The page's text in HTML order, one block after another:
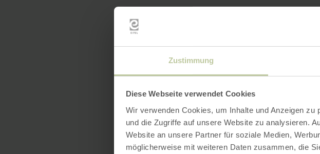
Zustimmung
Diese Webseite verwendet Cookies
Wir verwenden Cookies, um Inhalte und Anzeigen
und die Zugriffe auf unsere Website zu analysieren.
Website an unsere Partner für soziale Medien,
möglicherweise mit weiteren Daten zusammen, die